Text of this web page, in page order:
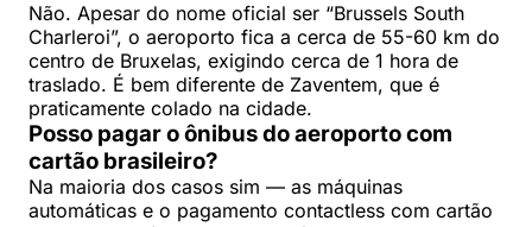
Não. Apesar do nome oficial ser “Brussels South
Charleroi”, o aeroporto fica a cerca de 55-60 km do
centro de Bruxelas, exigindo cerca de 1 hora de
traslado. É bem diferente de Zaventem, que é
praticamente colado na cidade.
Posso pagar o ônibus do aeroporto com
cartão brasileiro?
Na maioria dos casos sim — as máquinas
automáticas e o pagamento contactless com cartão